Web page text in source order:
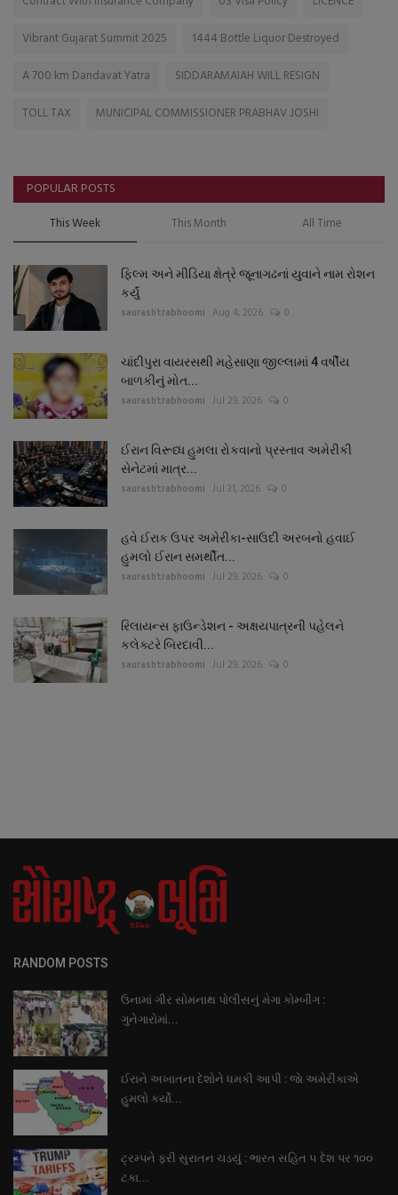
Vibrant Gujarat Summit 2025
1444 Bottle Liquor Destroyed
A 700 km Dandavat Yatra
SIDDARAMAIAH WILL RESIGN
TOLL TAX
MUNICIPAL COMMISSIONER PRABHAV JOSHI
POPULAR POSTS
This Week This Month All Time
ફિલ્મ અને મીડિયા ક્ષેત્રે જૂનાગઢનાં યુવાને નામ રોશન
કર્યું
saurashtrabhoomi Aug 4, 2026 0
ચાંદીપુરા વાયરસથી મહેસાણા જીલ્લામાં 4 વર્ષીય
બાળકીનું મોત...
saurashtrabhoomi Jul 29, 2026 0
ઈરાન વિરૂધ્ધ હુમલા રોકવાનો પ્રસ્તાવ અમેરીકી
સેનેટમાં માત્ર...
saurashtrabhoomi Jul 31, 2026 0
હવે ઈરાક ઉપર અમેરીકા-સાઉદી અરબનો હવાઈ
હુમલો ઈરાન સમર્થીત...
saurashtrabhoomi Jul 29, 2026 0
રિલાયન્સ ફાઉન્ડેશન - અક્ષયપાત્રની પહેલને
કલેક્ટરે બિરદાવી...
saurashtrabhoomi Jul 29, 2026 0
RANDOM POSTS
ઉનામાં ગીર સોમનાથ પોલીસનું મેગા કોમ્બીંગ :
ગુનેગારોમાં...
ઈરાને અખાતના દેશોને ધમકી આપી : જાે અમેરીકાએ
હુમલો કર્યો...
ટ્રમ્પને ફરી સુરાતન ચડયું : ભારત સહિત ૫ દેશ પર ૧૦૦
ટકા...